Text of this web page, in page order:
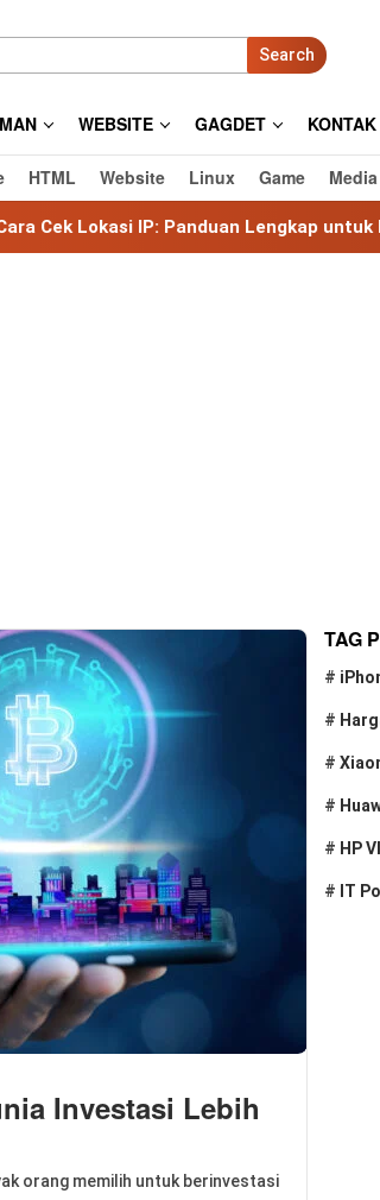
Search
WEBSITE GAGDET
HTML Website Linux Game
IP: Panduan Lengkap untuk Mengetahui
Investasi Lebih
orang memilih untuk berinvestasi
TAG
#
#
#
#
# HP
# IT